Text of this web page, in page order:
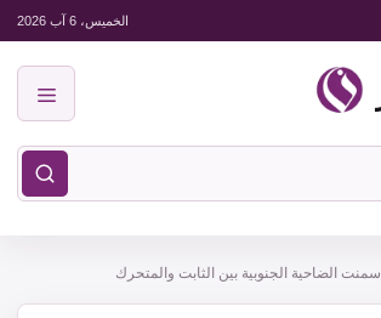
الخميس، 6 آب 2026
إسمنت الضاحية الجنوبية بين الثابت والمتحرك